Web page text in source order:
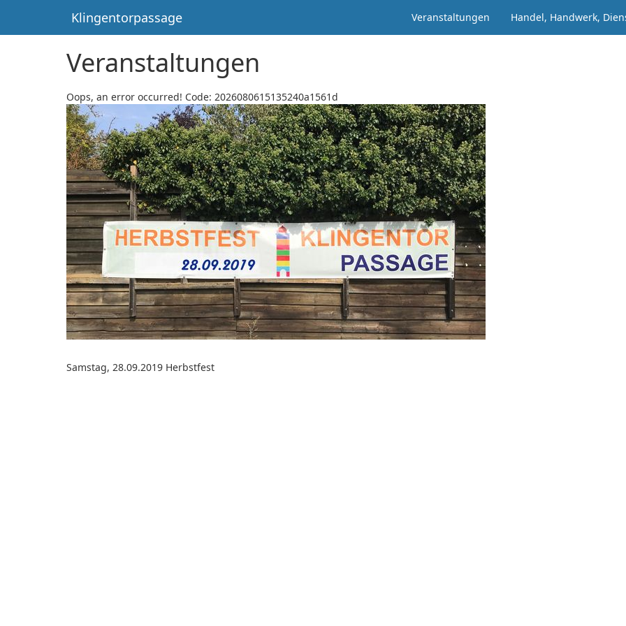
Klingentorpassage Veranstaltungen Handel, Handwerk,
Veranstaltungen
Oops, an error occurred! Code: 2026080615135240a1561d
Samstag, 28.09.2019 Herbstfest